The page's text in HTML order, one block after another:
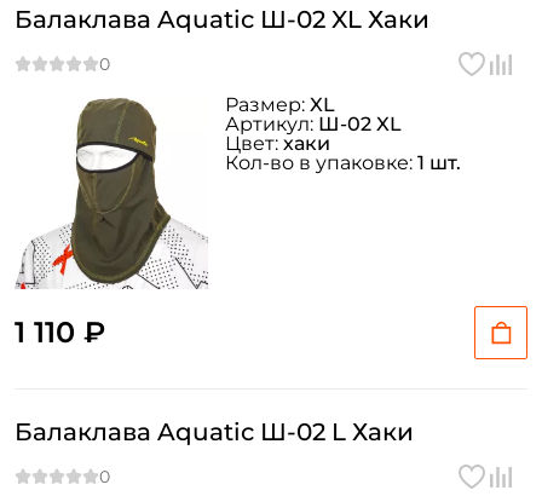
Балаклава Aquatic Ш-02 XL Хаки
1 110 ₽
Размер: XL
Артикул: Ш-02 XL
Цвет: хаки
Кол-во в упаковке: 1 шт.
Балаклава Aquatic Ш-02 L Хаки